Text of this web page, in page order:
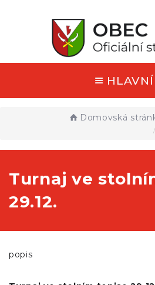
Domovská
Turnaj ve
29.12.
popis